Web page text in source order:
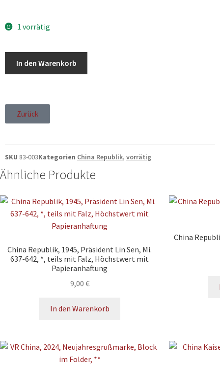
1 vorrätig
In den Warenkorb
Zurück
SKU 83-003Kategorien China Republik, vorrätig
Ähnliche Produkte
China Republik, 1945, Präsident Lin Sen, Mi.
637-642, *, teils mit Falz, Höchstwert mit
Papieranhaftung
9,00 €
In den Warenkorb
China